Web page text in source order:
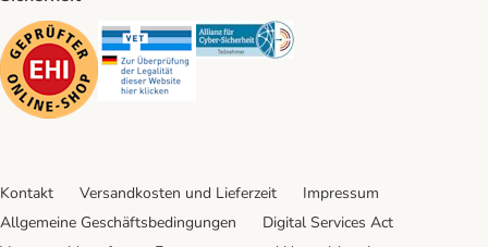
Security Security Security
Kontakt Versandkosten und Lieferzeit
Impressum
Allgemeine Geschäftsbedingungen
Digital Services Act